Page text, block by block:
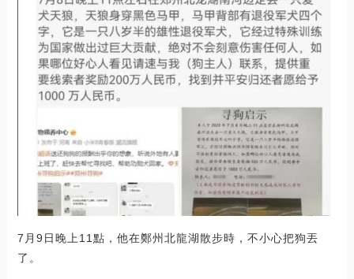
7月9日晚上11點，他在鄭州北龍湖散步時，不小心把狗丟
了。